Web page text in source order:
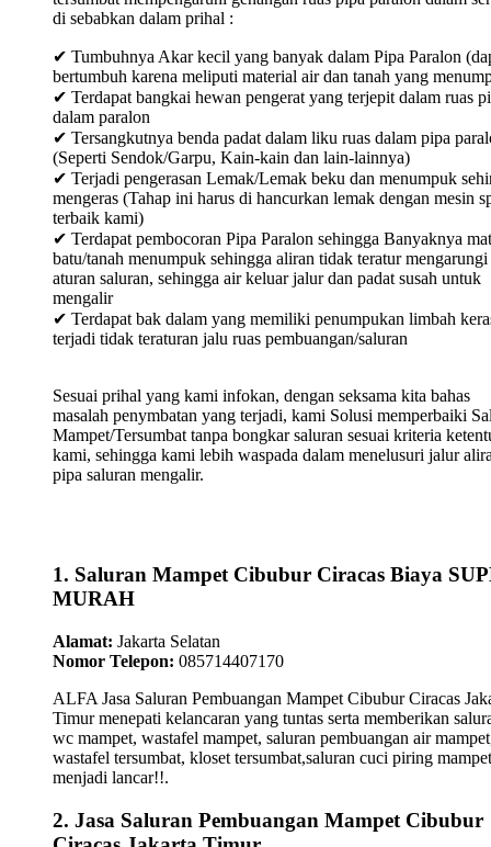
di sebabkan dalam prihal :
✔ Tumbuhnya Akar kecil yang banyak dalam Pipa Paralon
bertumbuh karena meliputi material air dan tanah yang
✔ Terdapat bangkai hewan pengerat yang terjepit dalam ruas
dalam paralon
✔ Tersangkutnya benda padat dalam liku ruas dalam pipa
(Seperti Sendok/Garpu, Kain-kain dan lain-lainnya)
✔ Terjadi pengerasan Lemak/Lemak beku dan menumpuk
mengeras (Tahap ini harus di hancurkan lemak dengan mesin
terbaik kami)
✔ Terdapat pembocoran Pipa Paralon sehingga Banyaknya
batu/tanah menumpuk sehingga aliran tidak teratur mengarungi
aturan saluran, sehingga air keluar jalur dan padat susah untuk
mengalir
✔ Terdapat bak dalam yang memiliki penumpukan limbah
terjadi tidak teraturan jalu ruas pembuangan/saluran
Sesuai prihal yang kami infokan, dengan seksama kita bahas
masalah penymbatan yang terjadi, kami Solusi memperbaiki
Mampet/Tersumbat tanpa bongkar saluran sesuai kriteria
kami, sehingga kami lebih waspada dalam menelusuri jalur
pipa saluran mengalir.
1. Saluran Mampet Cibubur Ciracas Biaya
MURAH
Alamat: Jakarta Selatan
Nomor Telepon: 085714407170
ALFA Jasa Saluran Pembuangan Mampet Cibubur Ciracas
Timur menepati kelancaran yang tuntas serta memberikan
wc mampet, wastafel mampet, saluran pembuangan air
wastafel tersumbat, kloset tersumbat,saluran cuci piring mampet
menjadi lancar!!.
2. Jasa Saluran Pembuangan Mampet Cibubur